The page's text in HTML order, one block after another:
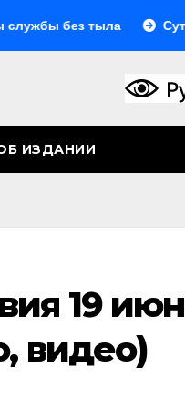
без тыла Суть
ИЗДАНИИ
19
видео)